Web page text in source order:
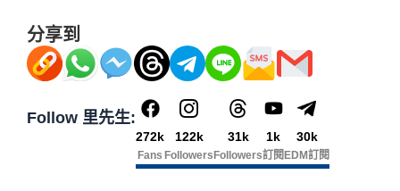
分享到
Follow 里先生:
272k
Fans
122k
Followers
31k
Followers
1k
訂閱
30k
EDM訂閱